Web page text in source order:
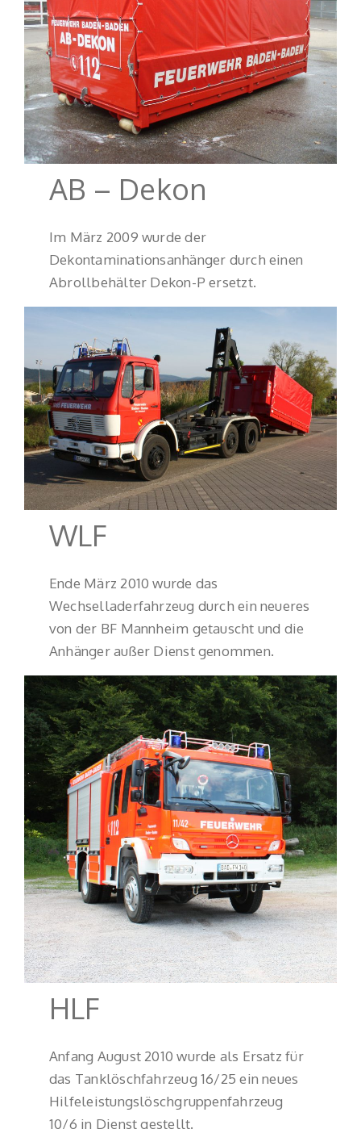
AB – Dekon
Im März 2009 wurde der
Dekontaminationsanhänger durch einen
Abrollbehälter Dekon-P ersetzt.
WLF
Ende März 2010 wurde das
Wechselladerfahrzeug durch ein neueres
von der BF Mannheim getauscht und die
Anhänger außer Dienst genommen.
HLF
Anfang August 2010 wurde als Ersatz für
das Tanklöschfahrzeug 16/25 ein neues
Hilfeleistungslöschgruppenfahrzeug
10/6 in Dienst gestellt.